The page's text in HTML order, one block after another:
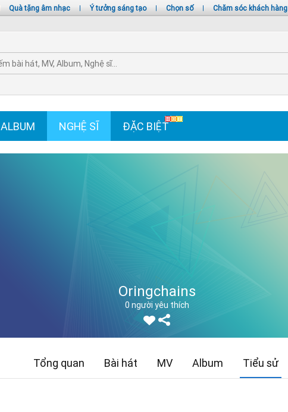
Quà tặng âm nhạc | Ý tưởng sáng tạo | Chọn số | Chăm sóc khách hàng
ALBUM NGHỆ SĨ ĐẶC BIỆT
Oringchains
0 người yêu thích
Tổng quan Bài hát MV Album Tiểu sử